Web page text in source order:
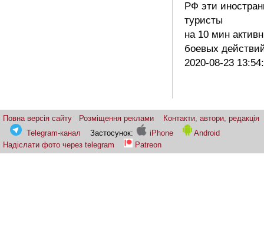
РФ эти
туристы
на 10 мин
боевых
2020-08-23
Повна версія сайту Розміщення реклами
Контакти, автори, редакція
Telegram-канал
Застосунок: iPhone
Android
Надіслати фото через telegram
Patreon